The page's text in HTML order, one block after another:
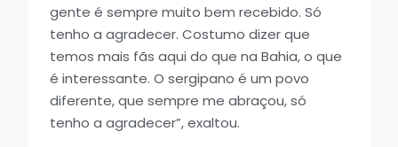
gente é sempre muito bem recebido. Só
tenho a agradecer. Costumo dizer que
temos mais fãs aqui do que na Bahia, o que
é interessante. O sergipano é um povo
diferente, que sempre me abraçou, só
tenho a agradecer”, exaltou.